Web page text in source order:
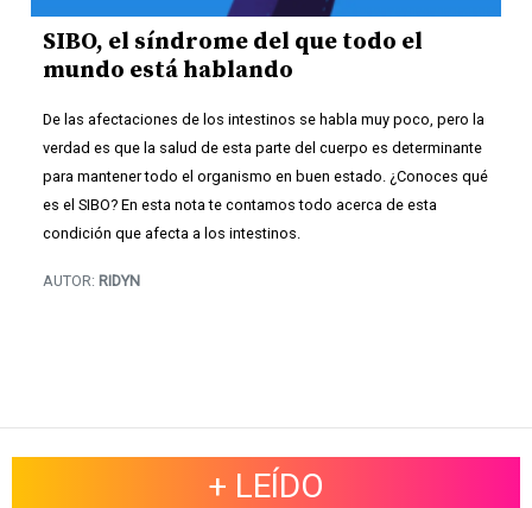
SIBO, el síndrome del que todo el
mundo está hablando
De las afectaciones de los intestinos se habla muy poco, pero la
verdad es que la salud de esta parte del cuerpo es determinante
para mantener todo el organismo en buen estado. ¿Conoces qué
es el SIBO? En esta nota te contamos todo acerca de esta
condición que afecta a los intestinos.
AUTOR: RIDYN
+ LEÍDO